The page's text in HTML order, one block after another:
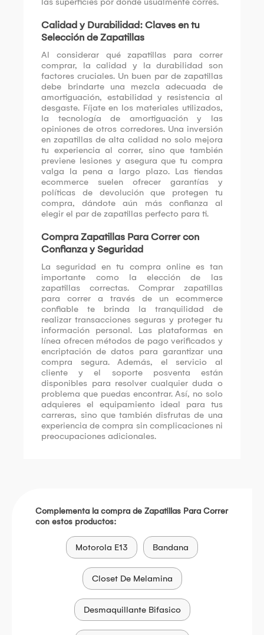
Calidad y Durabilidad: Claves en tu
Selección de Zapatillas
Al considerar qué zapatillas para correr
comprar, la calidad y la durabilidad son
factores cruciales. Un buen par de zapatillas
debe brindarte una mezcla adecuada de
amortiguación, estabilidad y resistencia al
desgaste. Fíjate en los materiales utilizados,
la tecnología de amortiguación y las
opiniones de otros corredores. Una inversión
en zapatillas de alta calidad no solo mejora
tu experiencia al correr, sino que también
previene lesiones y asegura que tu compra
valga la pena a largo plazo. Las tiendas
ecommerce suelen ofrecer garantías y
políticas de devolución que protegen tu
compra, dándote aún más confianza al
elegir el par de zapatillas perfecto para ti.
Compra Zapatillas Para Correr con
Confianza y Seguridad
La seguridad en tu compra online es tan
importante como la elección de las
zapatillas correctas. Comprar zapatillas
para correr a través de un ecommerce
confiable te brinda la tranquilidad de
realizar transacciones seguras y proteger tu
información personal. Las plataformas en
línea ofrecen métodos de pago verificados y
encriptación de datos para garantizar una
compra segura. Además, el servicio al
cliente y el soporte posventa están
disponibles para resolver cualquier duda o
problema que puedas encontrar. Así, no solo
adquieres el equipamiento ideal para tus
carreras, sino que también disfrutas de una
experiencia de compra sin complicaciones ni
preocupaciones adicionales.
Complementa la compra de Zapatillas Para Correr
con estos productos:
Motorola E13 Bandana
Closet De Melamina
Desmaquillante Bifasico